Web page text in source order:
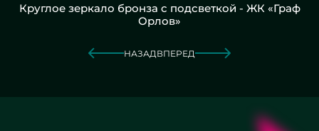
Круглое зеркало бронза с подсветкой - ЖК «Граф
Орлов»
НАЗАД ВПЕРЕД